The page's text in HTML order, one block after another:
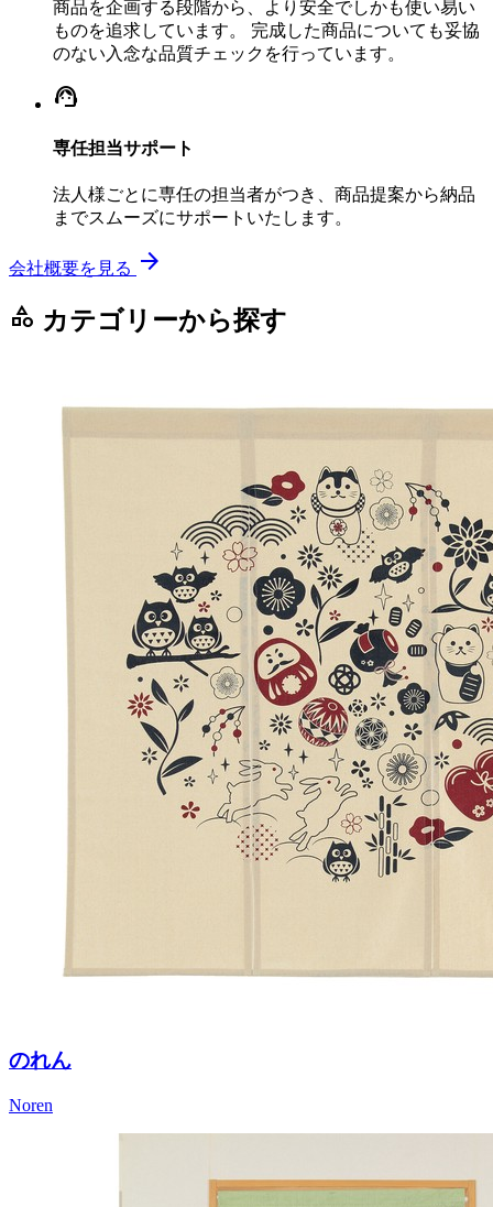
商品を企画する段階から、より安全でしかも使い易い
ものを追求しています。 完成した商品についても妥協
のない入念な品質チェックを行っています。
support_agent
専任担当サポート
法人様ごとに専任の担当者がつき、商品提案から納品
までスムーズにサポートいたします。
会社概要を見る arrow_forward
category カテゴリーから探す
のれん
Noren